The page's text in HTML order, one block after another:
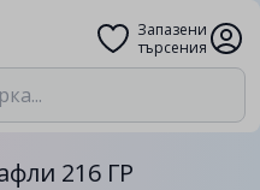
Запазени
търсения
216 ГР